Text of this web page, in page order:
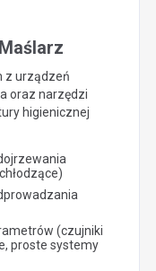
z urządzeń
oraz narzędzi
higienicznej
(czujniki
proste systemy